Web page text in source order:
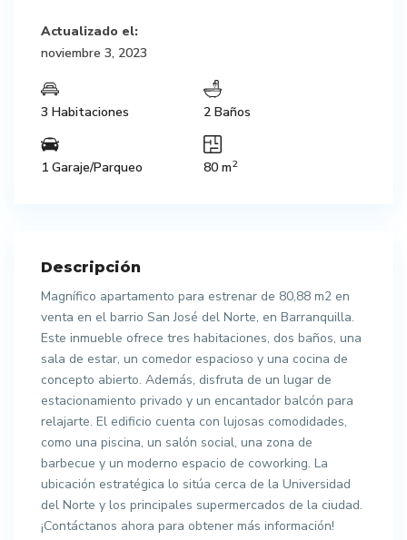
Actualizado el:
noviembre 3, 2023
3 Habitaciones 2 Baños
1 Garaje/Parqueo 80 m2
Descripción
Magnífico apartamento para estrenar de 80,88 m2 en
venta en el barrio San José del Norte, en Barranquilla.
Este inmueble ofrece tres habitaciones, dos baños, una
sala de estar, un comedor espacioso y una cocina de
concepto abierto. Además, disfruta de un lugar de
estacionamiento privado y un encantador balcón para
relajarte. El edificio cuenta con lujosas comodidades,
como una piscina, un salón social, una zona de
barbecue y un moderno espacio de coworking. La
ubicación estratégica lo sitúa cerca de la Universidad
del Norte y los principales supermercados de la ciudad.
¡Contáctanos ahora para obtener más información!